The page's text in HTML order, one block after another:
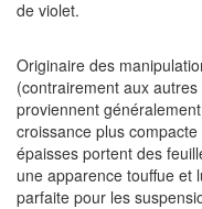
de violet.
Originaire des
(contrairement aux
proviennent
croissance plus
épaisses portent des
une apparence touffue et
parfaite pour les